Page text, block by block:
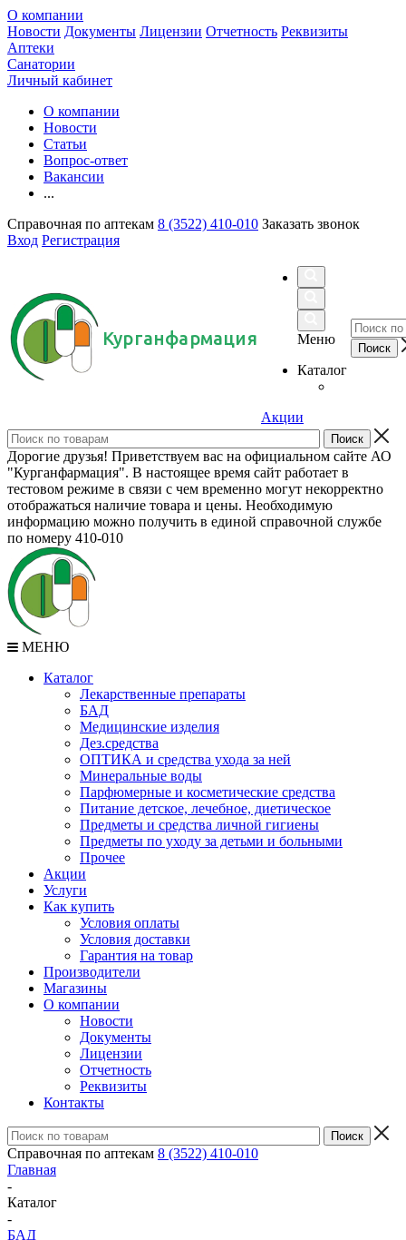
О компании
Новости Документы Лицензии Отчетность Реквизиты
Аптеки
Санатории
Личный кабинет
О компании
Новости
Статьи
Вопрос-ответ
Вакансии
...
Справочная по аптекам 8 (3522) 410-010 Заказать звонок
Вход Регистрация
Курганфармация
Меню
Каталог
Акции
Дорогие друзья! Приветствуем вас на официальном сайте АО
"Курганфармация". В настоящее время сайт работает в
тестовом режиме в связи с чем временно могут некорректно
отображаться наличие товара и цены. Необходимую
информацию можно получить в единой справочной службе
по номеру 410-010
МЕНЮ
Каталог
Лекарственные препараты
БАД
Медицинские изделия
Дез.средства
ОПТИКА и средства ухода за ней
Минеральные воды
Парфюмерные и косметические средства
Питание детское, лечебное, диетическое
Предметы и средства личной гигиены
Предметы по уходу за детьми и больными
Прочее
Акции
Услуги
Как купить
Условия оплаты
Условия доставки
Гарантия на товар
Производители
Магазины
О компании
Новости
Документы
Лицензии
Отчетность
Реквизиты
Контакты
Справочная по аптекам 8 (3522) 410-010
Главная
-
Каталог
-
БАД